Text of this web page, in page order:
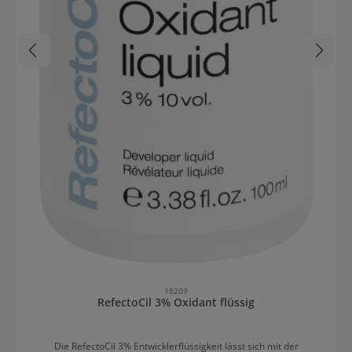
18209
RefectoCil 3% Oxidant flüssig
Die RefectoCil 3% Entwicklerflüssigkeit lässt sich mit der